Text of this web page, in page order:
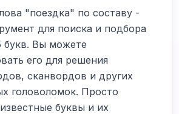
"поездка" по составу -
для поиска и подбора
букв. Вы можете
его для решения
сканвордов и других
головоломок. Просто
буквы и их